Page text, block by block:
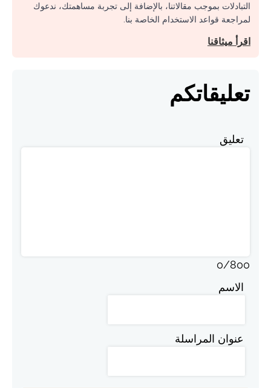
التبادلات بموجب مقالاتنا، بالإضافة إلى تجربة مساهمتك، ندعوك
لمراجعة قواعد الاستخدام الخاصة بنا.
اقرأ ميثاقنا
تعليقاتكم
تعليق
0/800
الاسم
عنوان المراسلة